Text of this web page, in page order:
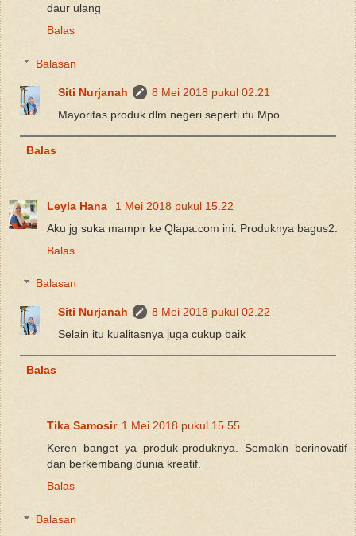
daur ulang
Balas
Balasan
Siti Nurjanah
8 Mei 2018 pukul 02.21
Mayoritas produk dlm negeri seperti itu Mpo
Balas
Leyla Hana
1 Mei 2018 pukul 15.22
Aku jg suka mampir ke Qlapa.com ini. Produknya bagus2.
Balas
Balasan
Siti Nurjanah
8 Mei 2018 pukul 02.22
Selain itu kualitasnya juga cukup baik
Balas
Tika Samosir 1 Mei 2018 pukul 15.55
Keren banget ya produk-produknya. Semakin berinovatif
dan berkembang dunia kreatif.
Balas
Balasan